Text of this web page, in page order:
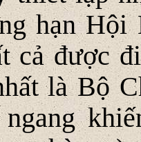
hạn
cả được
là Bộ
ngang